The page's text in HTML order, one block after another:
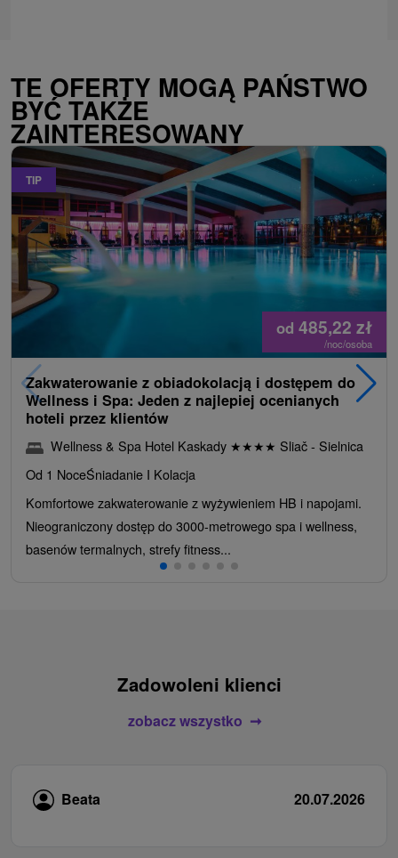
TE OFERTY MOGĄ PAŃSTWO
BYĆ TAKŻE
ZAINTERESOWANY
TIP
od 485,22 zł
/noc/osoba
Zakwaterowanie z obiadokolacją i dostępem do
Wellness i Spa: Jeden z najlepiej ocenianych
hoteli przez klientów
Wellness & Spa Hotel Kaskady ★★★★ Sliač - Sielnica
Od 1 NoceŚniadanie I Kolacja
Komfortowe zakwaterowanie z wyżywieniem HB i napojami.
Nieograniczony dostęp do 3000-metrowego spa i wellness,
basenów termalnych, strefy fitness...
Zadowoleni klienci
zobacz wszystko
Beata 20.07.2026